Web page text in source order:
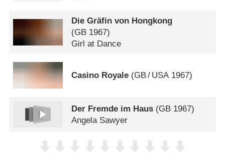
Die Gräfin von Hongkong
(GB 1967)
Girl at Dance
Casino Royale (GB/ USA1967)
Der Fremde im Haus (GB 1967)
Angela Sawyer